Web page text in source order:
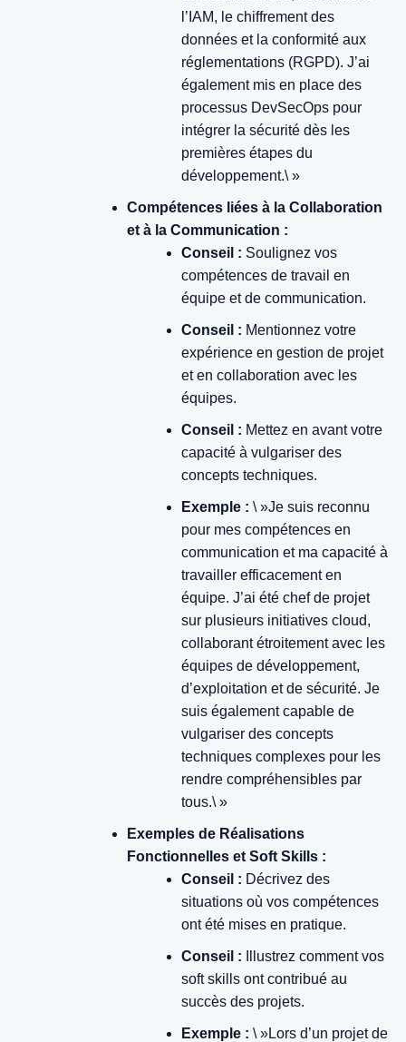
l’IAM, le chiffrement des
données et la conformité aux
réglementations (RGPD). J’ai
également mis en place des
processus DevSecOps pour
intégrer la sécurité dès les
premières étapes du
développement.\ »
Compétences liées à la Collaboration
et à la Communication :
Conseil : Soulignez vos
compétences de travail en
équipe et de communication.
Conseil : Mentionnez votre
expérience en gestion de projet
et en collaboration avec les
équipes.
Conseil : Mettez en avant votre
capacité à vulgariser des
concepts techniques.
Exemple : \ »Je suis reconnu
pour mes compétences en
communication et ma capacité à
travailler efficacement en
équipe. J’ai été chef de projet
sur plusieurs initiatives cloud,
collaborant étroitement avec les
équipes de développement,
d’exploitation et de sécurité. Je
suis également capable de
vulgariser des concepts
techniques complexes pour les
rendre compréhensibles par
tous.\ »
Exemples de Réalisations
Fonctionnelles et Soft Skills :
Conseil : Décrivez des
situations où vos compétences
ont été mises en pratique.
Conseil : Illustrez comment vos
soft skills ont contribué au
succès des projets.
Exemple : \ »Lors d’un projet de